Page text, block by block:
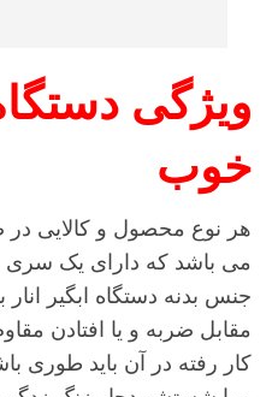
ویژگی دستگاه
خوب
هر نوع محصول و کالایی
می باشد که دارای یک سری
جنس بدنه دستگاه ابگیر
مقابل ضربه و یا افتادن
کار رفته در آن باید طوری